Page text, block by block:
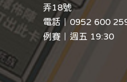
弄18號
電話｜0952 600
例賽｜週五 19:30